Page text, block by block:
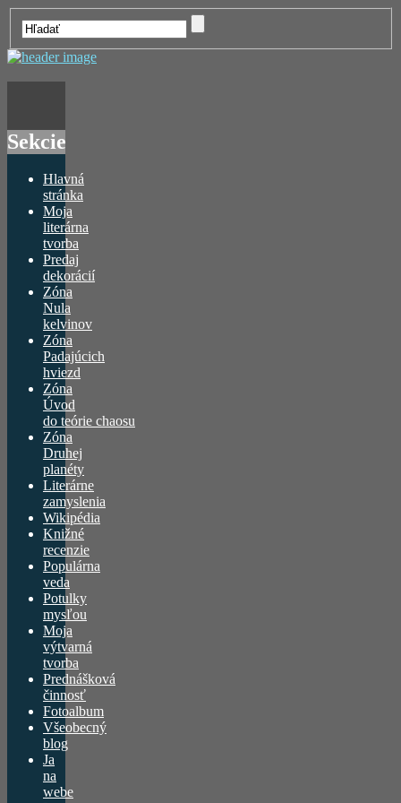
Sekcie
Hlavná
stránka
Moja
literárna
tvorba
Predaj
dekorácií
Zóna
Nula
kelvinov
Zóna
Padajúcich
hviezd
Zóna
Úvod
do teórie chaosu
Zóna
Druhej
planéty
Literárne
zamyslenia
Wikipédia
Knižné
recenzie
Populárna
veda
Potulky
mysľou
Moja
výtvarná
tvorba
Prednášková
činnosť
Fotoalbum
Všeobecný
blog
Ja
na
webe